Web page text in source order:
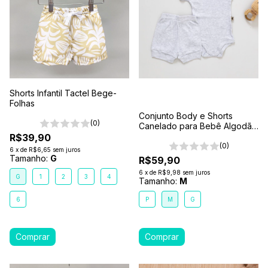
Shorts Infantil Tactel Bege-
Folhas
(0)
R$39,90
6 x de R$6,65 sem juros
Tamanho: G
G 1 2 3 4
6
Conjunto Body e Shorts
Canelado para Bebê Algodão
(0)
R$59,90
6 x de R$9,98 sem juros
Tamanho: M
P M G